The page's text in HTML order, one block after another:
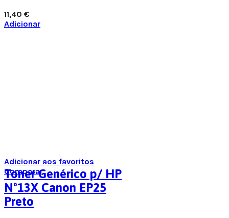
11,40 €
Adicionar
Adicionar aos favoritos
Comparar
Toner Genérico p/ HP
Nº13X Canon EP25
Preto